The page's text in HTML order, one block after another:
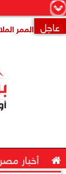
×عاجل
 أخبار مصر